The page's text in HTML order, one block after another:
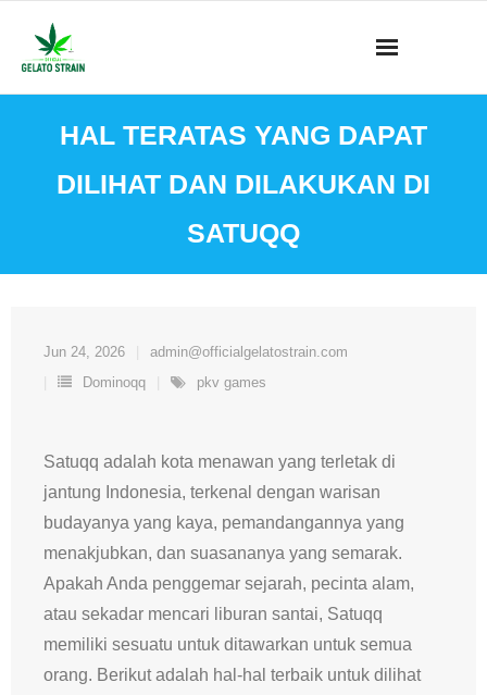
content
HAL TERATAS YANG DAPAT
DILIHAT DAN DILAKUKAN DI
SATUQQ
Jun 24, 2026
admin@officialgelatostrain.com
Dominoqq
pkv games
Satuqq adalah kota menawan yang terletak di
jantung Indonesia, terkenal dengan warisan
budayanya yang kaya, pemandangannya yang
menakjubkan, dan suasananya yang semarak.
Apakah Anda penggemar sejarah, pecinta alam,
atau sekadar mencari liburan santai, Satuqq
memiliki sesuatu untuk ditawarkan untuk semua
orang. Berikut adalah hal-hal terbaik untuk dilihat